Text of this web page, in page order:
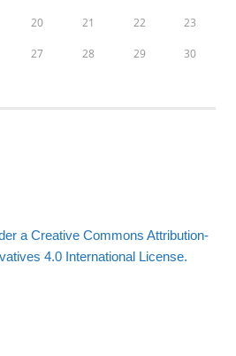
20 21 22 23
27 28 29 30
a Creative Commons Attribution-
4.0 International License.